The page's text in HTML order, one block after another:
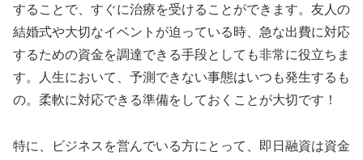
することで、すぐに治療を受けることができます。友人の
結婚式や大切なイベントが迫っている時、急な出費に対応
するための資金を調達できる手段としても非常に役立ちま
す。人生において、予測できない事態はいつも発生するも
の。柔軟に対応できる準備をしておくことが大切です！
特に、ビジネスを営んでいる方にとって、即日融資は資金